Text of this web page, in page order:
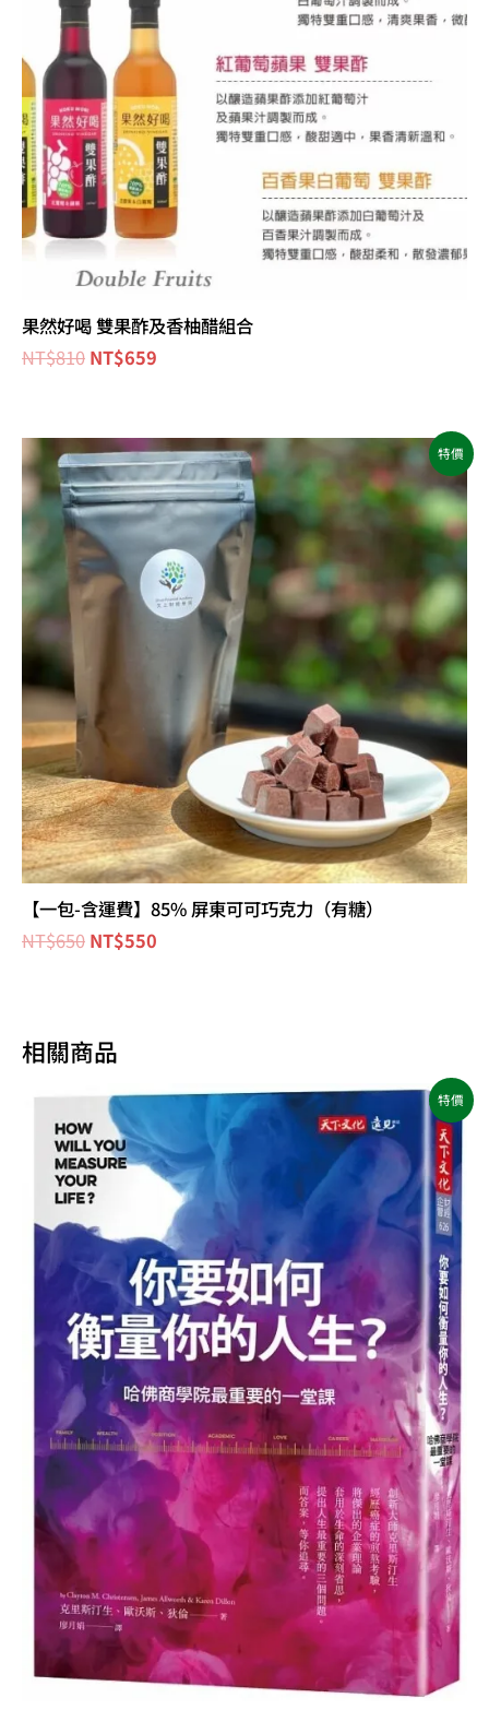
果然好喝 雙果酢及香柚醋組合
NT$810 NT$659
特價
【一包-含運費】85% 屏東可可巧克力（有糖）
NT$650
原
始
價
格：
NT$650。
NT$550
目
前
價
格：
NT$550。
相關商品
特價
原
始
價
格：
NT$450。
目
價
格：
NT$356。